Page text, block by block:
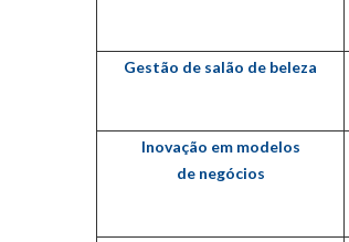
Gestão de salão de beleza
Inovação em modelos
de negócios